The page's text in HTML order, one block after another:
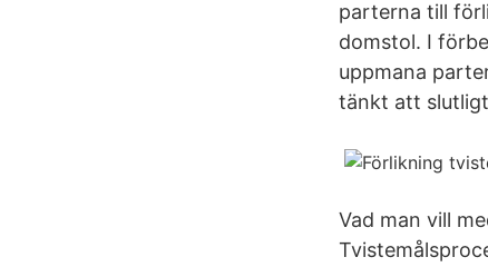
parterna till
domstol. I
uppmana
tänkt att
Vad man vill